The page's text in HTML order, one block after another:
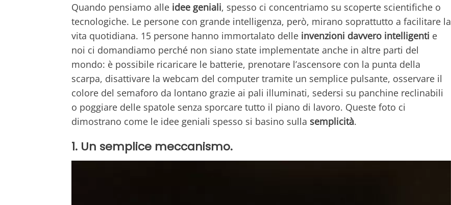
Quando pensiamo alle idee geniali, spesso ci concentriamo su scoperte scientifiche o
tecnologiche. Le persone con grande intelligenza, però, mirano soprattutto a facilitare la
vita quotidiana. 15 persone hanno immortalato delle invenzioni davvero intelligenti e
noi ci domandiamo perché non siano state implementate anche in altre parti del
mondo: è possibile ricaricare le batterie, prenotare l’ascensore con la punta della
scarpa, disattivare la webcam del computer tramite un semplice pulsante, osservare il
colore del semaforo da lontano grazie ai pali illuminati, sedersi su panchine reclinabili
o poggiare delle spatole senza sporcare tutto il piano di lavoro. Queste foto ci
dimostrano come le idee geniali spesso si basino sulla semplicità.
1. Un semplice meccanismo.